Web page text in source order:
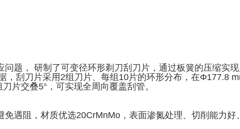
问题， 研制了可变径环形剃刀刮刀片，通过板簧的压缩实
，刮刀片采用2组刀片、每组10片的环形分布，在Φ177.8
片交叠5°，可实现全周向覆盖刮管。
遇阻，材质优选20CrMnMo，表面渗氮处理、切削能力好